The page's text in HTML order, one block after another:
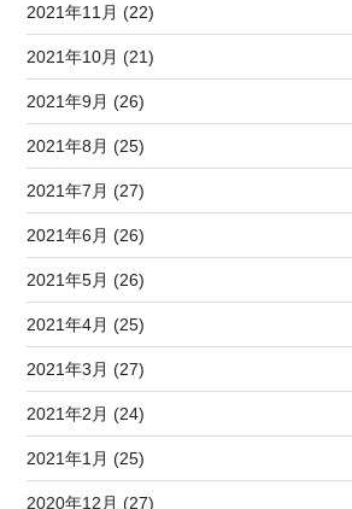
2021年11月 (22)
2021年10月 (21)
2021年9月 (26)
2021年8月 (25)
2021年7月 (27)
2021年6月 (26)
2021年5月 (26)
2021年4月 (25)
2021年3月 (27)
2021年2月 (24)
2021年1月 (25)
2020年12月 (27)